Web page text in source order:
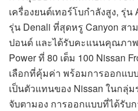
เครื่องยนต์เทอร์โบกำลังสูง, รุ่
รุ่น Denali ที่สุดหรู Canyon สา
ปอนด์ และได้รับคะแนนคุณภา
Power ที่ 80 เต็ม 100 Nissan
เลือกที่คุ้มค่า พร้อมการออกแบ
เป็นตัวแทนของ Nissan ในกลุ่
จับตามอง การออกแบบที่ได้รับ